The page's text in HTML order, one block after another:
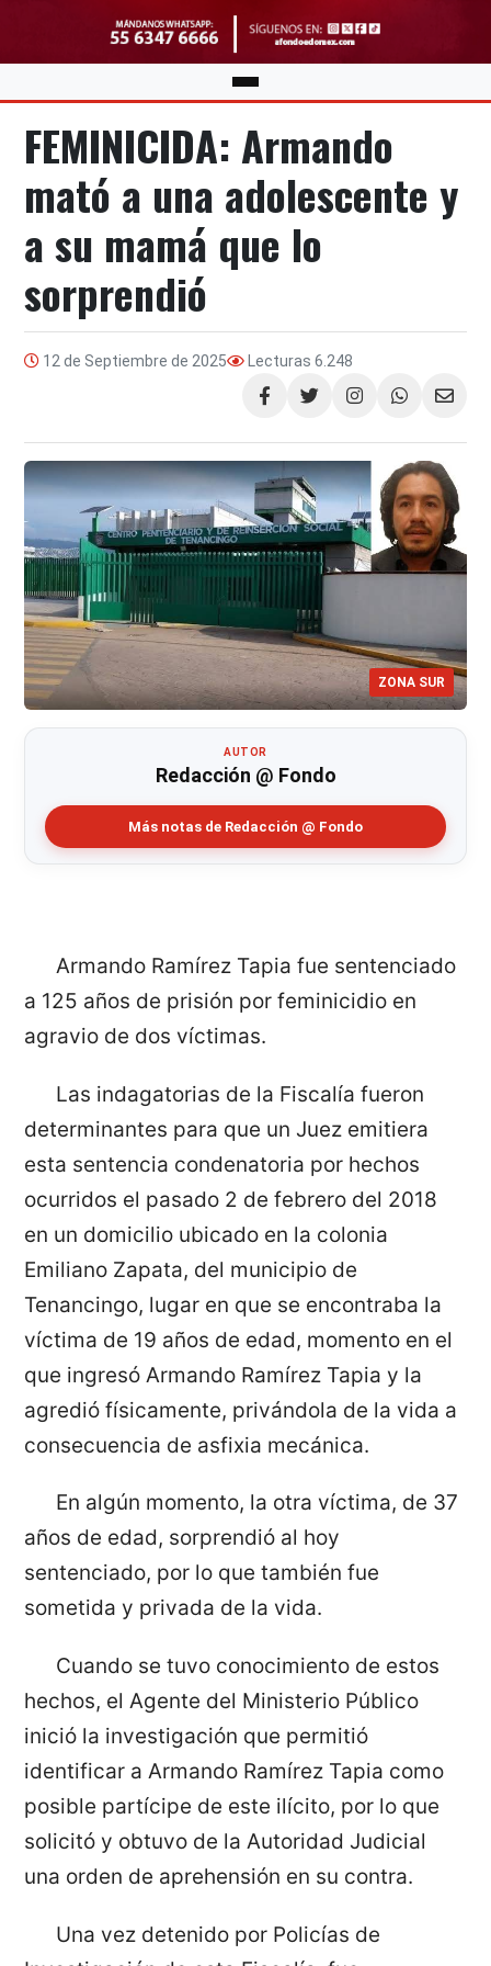
FEMINICIDA: Armando
mató a una adolescente y
a su mamá que lo
sorprendió
12 de Septiembre de 2025 Lecturas 6.248
Compartir
ZONA SUR
AUTOR
Redacción @ Fondo
Más notas de Redacción @ Fondo
Armando Ramírez Tapia fue sentenciado
a 125 años de prisión por feminicidio en
agravio de dos víctimas.
Las indagatorias de la Fiscalía fueron
determinantes para que un Juez emitiera
esta sentencia condenatoria por hechos
ocurridos el pasado 2 de febrero del 2018
en un domicilio ubicado en la colonia
Emiliano Zapata, del municipio de
Tenancingo, lugar en que se encontraba la
víctima de 19 años de edad, momento en el
que ingresó Armando Ramírez Tapia y la
agredió físicamente, privándola de la vida a
consecuencia de asfixia mecánica.
En algún momento, la otra víctima, de 37
años de edad, sorprendió al hoy
sentenciado, por lo que también fue
sometida y privada de la vida.
Cuando se tuvo conocimiento de estos
hechos, el Agente del Ministerio Público
inició la investigación que permitió
identificar a Armando Ramírez Tapia como
posible partícipe de este ilícito, por lo que
solicitó y obtuvo de la Autoridad Judicial
una orden de aprehensión en su contra.
Una vez detenido por Policías de